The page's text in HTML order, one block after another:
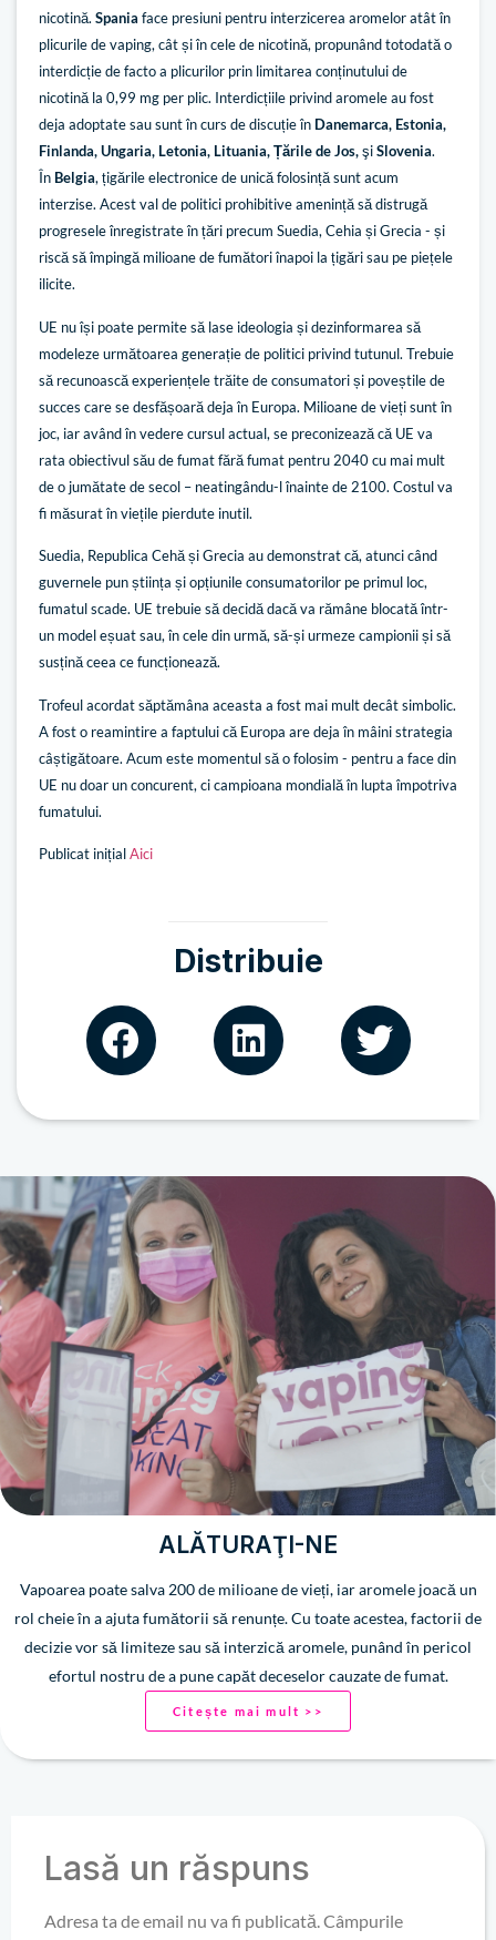
nicotină. Spania face presiuni pentru interzicerea aromelor atât în
plicurile de vaping, cât și în cele de nicotină, propunând totodată o
interdicție de facto a plicurilor prin limitarea conținutului de
nicotină la 0,99 mg per plic. Interdicțiile privind aromele au fost
deja adoptate sau sunt în curs de discuție în Danemarca, Estonia,
Finlanda, Ungaria, Letonia, Lituania, Țările de Jos,şiSlovenia.
În Belgia, țigările electronice de unică folosință sunt acum
interzise. Acest val de politici prohibitive amenință să distrugă
progresele înregistrate în țări precum Suedia, Cehia și Grecia - și
riscă să împingă milioane de fumători înapoi la țigări sau pe piețele
ilicite.
UE nu își poate permite să lase ideologia și dezinformarea să
modeleze următoarea generație de politici privind tutunul. Trebuie
să recunoască experiențele trăite de consumatori și poveștile de
succes care se desfășoară deja în Europa. Milioane de vieți sunt în
joc, iar având în vedere cursul actual, se preconizează că UE va
rata obiectivul său de fumat fără fumat pentru 2040 cu mai mult
de o jumătate de secol – neatingându-l înainte de 2100. Costul va
fi măsurat în viețile pierdute inutil.
Suedia, Republica Cehă și Grecia au demonstrat că, atunci când
guvernele pun știința și opțiunile consumatorilor pe primul loc,
fumatul scade. UE trebuie să decidă dacă va rămâne blocată într-
un model eșuat sau, în cele din urmă, să-și urmeze campionii și să
susțină ceea ce funcționează.
Trofeul acordat săptămâna aceasta a fost mai mult decât simbolic.
A fost o reamintire a faptului că Europa are deja în mâini strategia
câștigătoare. Acum este momentul să o folosim - pentru a face din
UE nu doar un concurent, ci campioana mondială în lupta împotriva
fumatului.
Publicat inițialAici
Distribuie
ALĂTURAŢI-NE
Vapoarea poate salva 200 de milioane de vieți, iar aromele joacă un
rol cheie în a ajuta fumătorii să renunțe. Cu toate acestea, factorii de
decizie vor să limiteze sau să interzică aromele, punând în pericol
efortul nostru de a pune capăt deceselor cauzate de fumat.
Citește mai mult >>
Lasă un răspuns
Adresa ta de email nu va fi publicată.Câmpurile